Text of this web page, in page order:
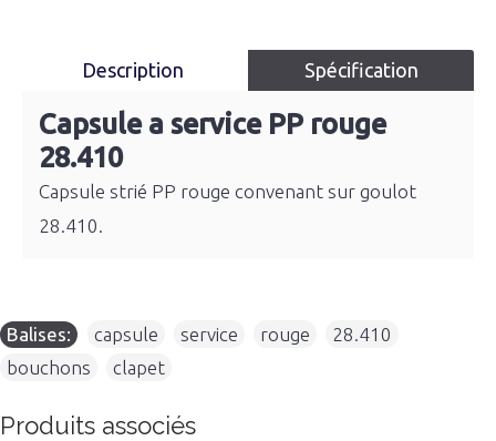
Description Spécification
Capsule a service PP rouge
28.410
Capsule strié PP rouge convenant sur goulot
28.410.
Balises: capsule service rouge 28.410
bouchons
clapet
Produits associés